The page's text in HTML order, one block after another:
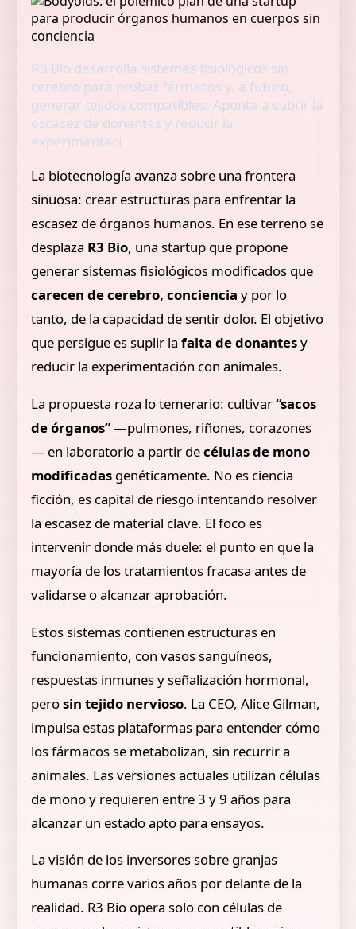
R3 Bio desarrolla sistemas fisiológicos sin
cerebro para probar fármacos y, a futuro,
generar tejidos compatibles. Apunta a cubrir la
escasez de donantes y reducir la
experimentaci
La biotecnología avanza sobre una frontera
sinuosa: crear estructuras para enfrentar la
escasez de órganos humanos. En ese terreno se
desplaza R3 Bio, una startup que propone
generar sistemas fisiológicos modificados que
carecen de cerebro, conciencia y por lo
tanto, de la capacidad de sentir dolor. El objetivo
que persigue es suplir lafalta de donantesy
reducir la experimentación con animales.
La propuesta roza lo temerario: cultivar“sacos
de órganos”—pulmones, riñones, corazones
— en laboratorio a partir decélulas de mono
modificadas genéticamente. No es ciencia
ficción, es capital de riesgo intentando resolver
la escasez de material clave. El foco es
intervenir donde más duele: el punto en que la
mayoría de los tratamientos fracasa antes de
validarse o alcanzar aprobación.
Estos sistemas contienen estructuras en
funcionamiento, con vasos sanguíneos,
respuestas inmunes y señalización hormonal,
perosin tejido nervioso. La CEO, Alice Gilman,
impulsa estas plataformas para entender cómo
los fármacos se metabolizan, sin recurrir a
animales. Las versiones actuales utilizan células
de mono y requieren entre 3 y 9 años para
alcanzar un estado apto para ensayos.
La visión de los inversores sobre granjas
humanas corre varios años por delante de la
realidad. R3 Bio opera solo con células de